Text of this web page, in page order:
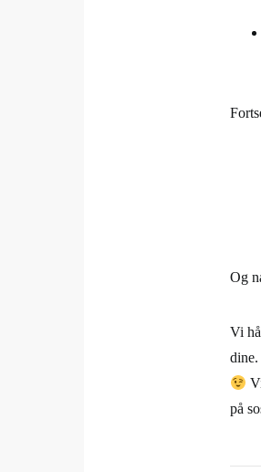
Og
Vi
dine.
på